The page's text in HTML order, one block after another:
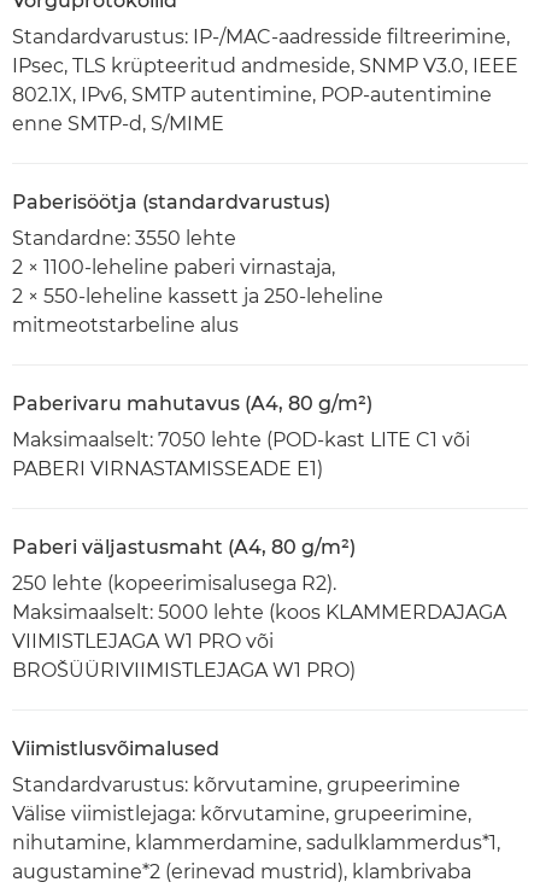
Standardvarustus: IP-/MAC-aadresside filtreerimine,
IPsec, TLS krüpteeritud andmeside, SNMP V3.0, IEEE
802.1X, IPv6, SMTP autentimine, POP-autentimine
enne SMTP-d, S/MIME
Paberisöötja (standardvarustus)
Standardne: 3550 lehte
2 × 1100-leheline paberi virnastaja,
2 × 550-leheline kassett ja 250-leheline
mitmeotstarbeline alus
Paberivaru mahutavus (A4, 80 g/m²)
Maksimaalselt: 7050 lehte (POD-kast LITE C1 või
PABERI VIRNASTAMISSEADE E1)
Paberi väljastusmaht (A4, 80 g/m²)
250 lehte (kopeerimisalusega R2).
Maksimaalselt: 5000 lehte (koos KLAMMERDAJAGA
VIIMISTLEJAGA W1 PRO või
BROŠÜÜRIVIIMISTLEJAGA W1 PRO)
Viimistlusvõimalused
Standardvarustus: kõrvutamine, grupeerimine
Välise viimistlejaga: kõrvutamine, grupeerimine,
nihutamine, klammerdamine, sadulklammerdus*1,
augustamine*2 (erinevad mustrid), klambrivaba